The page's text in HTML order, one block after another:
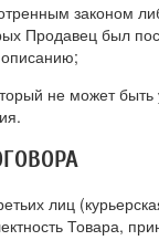
законом
Продавец был
не может
лиц
Товара,